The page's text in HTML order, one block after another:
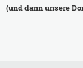
(und dann unsere